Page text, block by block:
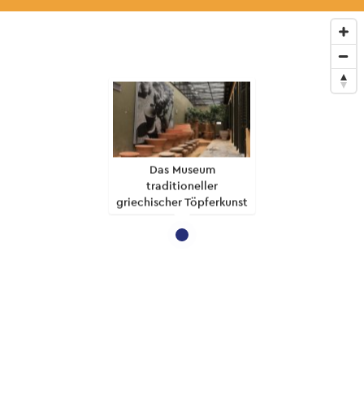
Das Museum
traditioneller
griechischer Töpferkunst